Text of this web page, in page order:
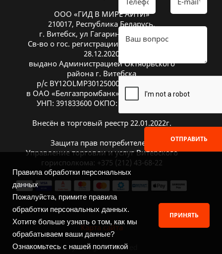
ООО «ГИД В МИРЕ АЙТИ»
210017, Республика Беларусь,
г. Витебск, ул Гагарина 26А, оф. 20
Св-во о гос. регистрации № 391833600 от
28.12.2020
выдано Администрацией Октябрьского
района г. Витебска
р/с BY12OLMP30125000269700000933
в ОАО «Белгазпромбанк», код OLMPBY2X
УНП: 391833600 ОКПО: 504669272000
Внесён в торговый реестр 22.01.2022г.
Защита прав потребителей:
Управление торговли и услуг Витебского
горисполкома: +375 (212) 43-68-22
Карта сайта
ОТПРАВИТЬ
2026 © ITGuide.by. All rights reserved
Правила обработки персональных
данных
Пожалуйста, примите правила
обработки персональных данных.
Хотите больше узнать о том, как мы
обрабатываем ваши данные?
Ознакомьтесь с нашей политикой
ПРИНЯТЬ